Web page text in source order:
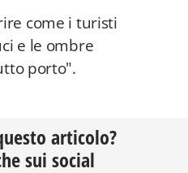
come i turisti
e le ombre
porto".
articolo?
sui social